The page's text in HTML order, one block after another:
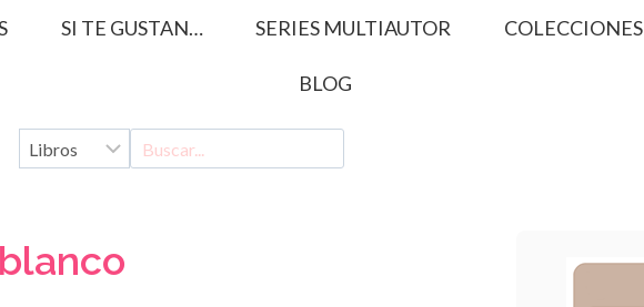
SI TE GUSTAN… SERIES MULTIAUTOR COLECCIONES
BLOG